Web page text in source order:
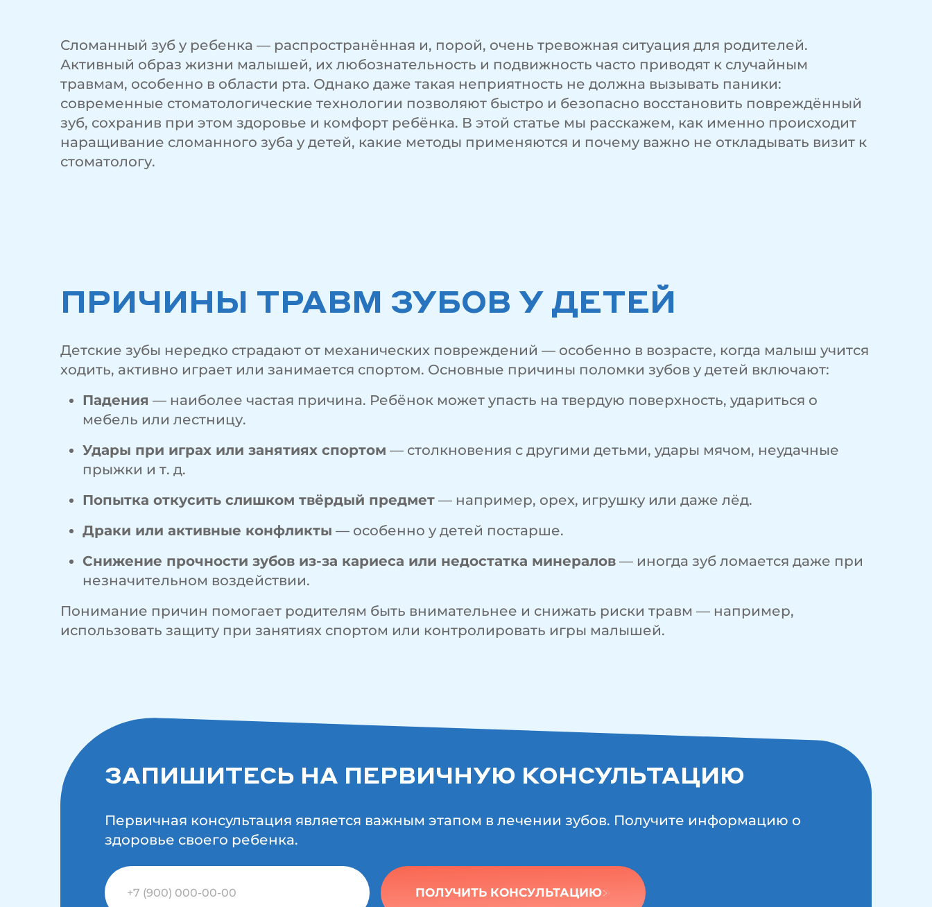
Сломанный зуб у ребенка — распространённая и, порой, очень тревожная ситуация для родителей.
Активный образ жизни малышей, их любознательность и подвижность часто приводят к случайным
травмам, особенно в области рта. Однако даже такая неприятность не должна вызывать паники:
современные стоматологические технологии позволяют быстро и безопасно восстановить повреждённый
зуб, сохранив при этом здоровье и комфорт ребёнка. В этой статье мы расскажем, как именно происходит
наращивание сломанного зуба у детей, какие методы применяются и почему важно не откладывать визит к
стоматологу.
ПРИЧИНЫ ТРАВМ ЗУБОВ У ДЕТЕЙ
Детские зубы нередко страдают от механических повреждений — особенно в возрасте, когда малыш учится
ходить, активно играет или занимается спортом. Основные причины поломки зубов у детей включают:
Падения — наиболее частая причина. Ребёнок может упасть на твердую поверхность, удариться о
мебель или лестницу.
Удары при играх или занятиях спортом — столкновения с другими детьми, удары мячом, неудачные
прыжки и т. д.
Попытка откусить слишком твёрдый предмет — например, орех, игрушку или даже лёд.
Драки или активные конфликты — особенно у детей постарше.
Снижение прочности зубов из-за кариеса или недостатка минералов — иногда зуб ломается даже при
незначительном воздействии.
Понимание причин помогает родителям быть внимательнее и снижать риски травм — например,
использовать защиту при занятиях спортом или контролировать игры малышей.
ЗАПИШИТЕСЬ НА ПЕРВИЧНУЮ КОНСУЛЬТАЦИЮ
Первичная консультация является важным этапом в лечении зубов. Получите информацию о
здоровье своего ребенка.
ПОЛУЧИТЬ КОНСУЛЬТАЦИЮ